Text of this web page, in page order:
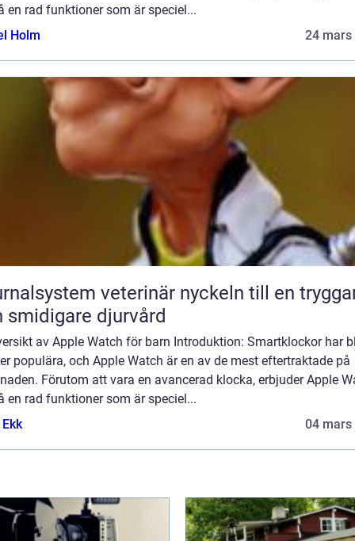
en rad funktioner som är speciel...
Holm
24 mars
veterinär nyckeln till en tryggare
smidigare djurvård
av Apple Watch för barn Introduktion: Smartklockor har
populära, och Apple Watch är en av de mest eftertraktade på
Förutom att vara en avancerad klocka, erbjuder Apple
en rad funktioner som är speciel...
04 mars